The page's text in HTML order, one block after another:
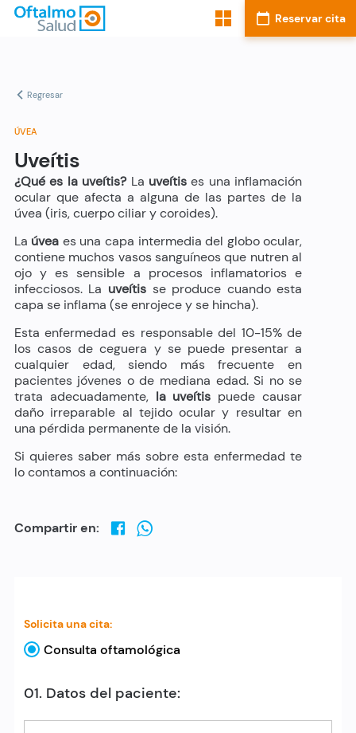
Regresar
ÚVEA
Uveítis
¿Qué es la uveítis?La uveítises una inflamación
ocular que afecta a alguna de las partes de la
úvea (iris, cuerpo ciliar y coroides).
La úvea es una capa intermedia del globo ocular,
contiene muchos vasos sanguíneos que nutren al
ojo y es sensible a procesos inflamatorios e
infecciosos. La uveítisse produce cuando esta
capa se inflama (se enrojece y se hincha).
Esta enfermedad es responsable del 10-15% de
los casos de ceguera y se puede presentar a
cualquier edad, siendo más frecuente en
pacientes jóvenes o de mediana edad. Si no se
trata adecuadamente, la uveítis puede causar
daño irreparable al tejido ocular y resultar en
una pérdida permanente de la visión.
Si quieres saber más sobre esta enfermedad te
lo contamos a continuación:
Compartir en:
Solicita una cita:
Consulta oftamológica
01. Datos del paciente: